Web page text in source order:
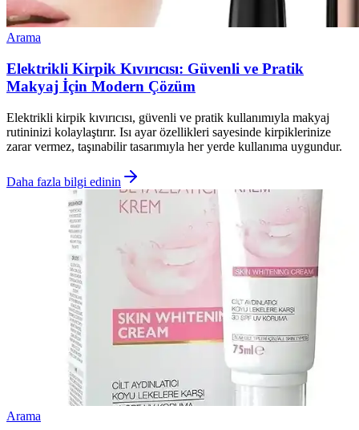
Arama
Elektrikli Kirpik Kıvırıcısı: Güvenli ve Pratik
Makyaj İçin Modern Çözüm
Elektrikli kirpik kıvırıcısı, güvenli ve pratik kullanımıyla makyaj
rutininizi kolaylaştırır. Isı ayar özellikleri sayesinde kirpiklerinize
zarar vermez, taşınabilir tasarımıyla her yerde kullanıma uygundur.
Daha fazla bilgi edinin
Arama